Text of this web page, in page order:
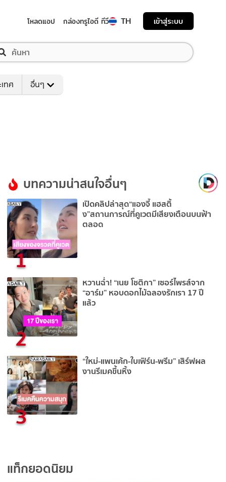
โหลดแอป กล่องทรูไอดี ทีวี TH เข้าสู่ระบบ
ทศ อื่นๆ
บทความน่าสนใจอื่นๆ
1
เปิดคลิปล่าสุด“แองจี้ แฮสติ้
ง”สถานการณ์ที่คูเวตมีเสียงเตือนบนฟ้า
ตลอด
2
หวานฉ่ำ! “เนย โชติกา” เซอร์ไพรส์จาก
“อาร์ม” หอบดอกไม้ฉลองรักเรา 17 ปี
แล้ว
3
“ใหม่-แพนเค้ก-ใบเฟิร์น-พรีม” เสิร์ฟผล
งานรีเมคขึ้นหิ้ง
แท็กยอดนิยม